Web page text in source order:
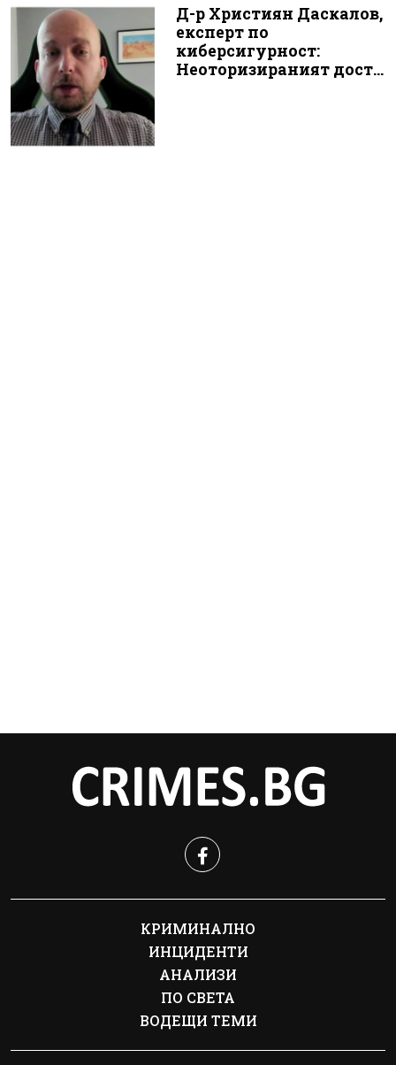
Д-р Християн Даскалов,
експерт по
киберсигурност:
Неоторизираният дост...
КРИМИНАЛНО
ИНЦИДЕНТИ
АНАЛИЗИ
ПО СВЕТА
ВОДЕЩИ ТЕМИ